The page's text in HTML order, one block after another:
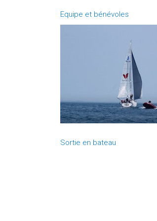
Equipe et bénévoles
Sortie en bateau